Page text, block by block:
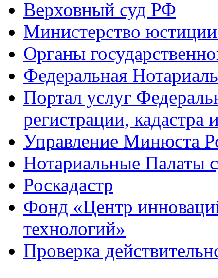
Верховный суд РФ
Министерство
Органы
Федеральная
Портал услуг
регистрации, кадастра
Управление Минюста
Нотариальные Палаты
Роскадастр
Фонд «Центр
технологий»
Проверка